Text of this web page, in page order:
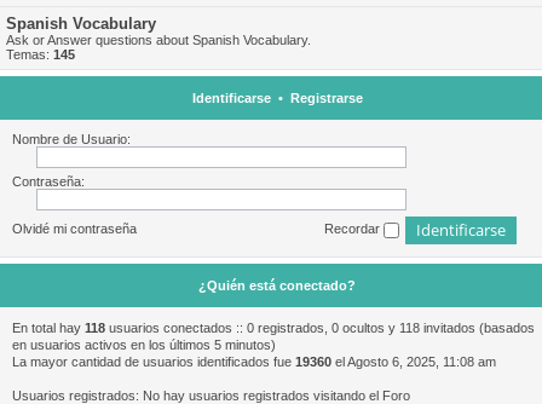
Spanish Vocabulary
Ask or Answer questions about Spanish Vocabulary.
Temas: 145
Identificarse• Registrarse
Nombre de Usuario:
Contraseña:
Olvidé mi contraseña Recordar
¿Quién está conectado?
En total hay 118 usuarios conectados :: 0 registrados, 0 ocultos y 118 invitados (basados
en usuarios activos en los últimos 5 minutos)
La mayor cantidad de usuarios identificados fue 19360 el Agosto 6, 2025, 11:08 am
Usuarios registrados: No hay usuarios registrados visitando el Foro